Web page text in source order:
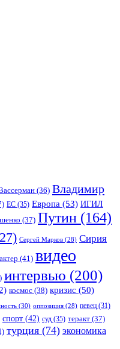
(36) Владимир
ЕС (35) Европа (53) ИГИЛ
(37) Путин (164)
Сергей Марков (28) Сирия
актер (41) видео
интервью (200)
космос (38) кризис (50)
(30) оппозиция (28) певец (31)
спорт (42) суд (35) теракт (37)
турция (74) экономика